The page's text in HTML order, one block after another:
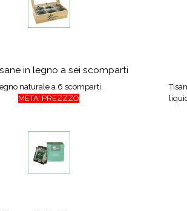
in legno a sei scomparti
naturale a 6 scomparti.
META' PREZZZO